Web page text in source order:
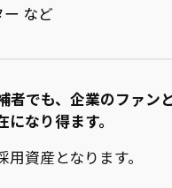
など
者でも、企業のファン
なり得ます。
資産となります。